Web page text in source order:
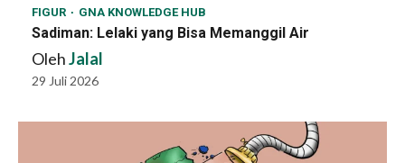
FIGUR GNA KNOWLEDGE HUB
Sadiman: Lelaki yang Bisa Memanggil Air
OlehJalal
29 Juli 2026